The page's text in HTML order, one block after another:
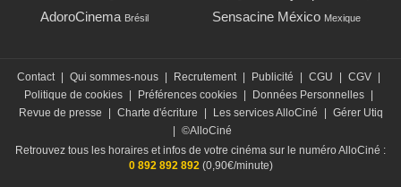
AdoroCinema Brésil Sensacine México Mexique
Contact | Qui sommes-nous | Recrutement | Publicité | CGU | CGV |
Politique de cookies | Préférences cookies | Données Personnelles |
Revue de presse
| Charte d'écriture | Les services AlloCiné | Gérer Utiq
| ©AlloCiné
Retrouvez tous les horaires et infos de votre cinéma sur le numéro AlloCiné :
0 892 892 892 (0,90€/minute)